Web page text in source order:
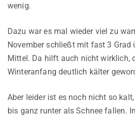
wenig.
Dazu war es mal wieder viel zu
November schließt mit fast 3 Grad
Mittel. Da hilft auch nicht wirklich,
Winteranfang deutlich kälter
Aber leider ist es noch nicht so
bis ganz runter als Schnee fallen.